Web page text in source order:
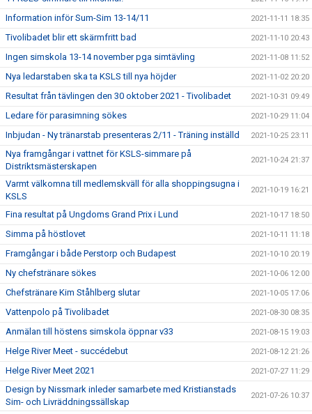
Information inför Sum-Sim 13-14/11 2021-11-11 18:35
Tivolibadet blir ett skärmfritt bad 2021-11-10 20:43
Ingen simskola 13-14 november pga simtävling 2021-11-08 11:52
Nya ledarstaben ska ta KSLS till nya höjder 2021-11-02 20:20
Resultat från tävlingen den 30 oktober 2021 - Tivolibadet 2021-10-31 09:49
Ledare för parasimning sökes 2021-10-29 11:04
Inbjudan - Ny tränarstab presenteras 2/11 - Träning inställd 2021-10-25 23:11
Nya framgångar i vattnet för KSLS-simmare på
Distriktsmästerskapen
2021-10-24 21:37
Varmt välkomna till medlemskväll för alla shoppingsugna i
KSLS
2021-10-19 16:21
Fina resultat på Ungdoms Grand Prix i Lund 2021-10-17 18:50
Simma på höstlovet 2021-10-11 11:18
Framgångar i både Perstorp och Budapest 2021-10-10 20:19
Ny chefstränare sökes 2021-10-06 12:00
Chefstränare Kim Ståhlberg slutar 2021-10-05 17:06
Vattenpolo på Tivolibadet 2021-08-30 08:35
Anmälan till höstens simskola öppnar v33 2021-08-15 19:03
Helge River Meet - succédebut 2021-08-12 21:26
Helge River Meet 2021 2021-07-27 11:29
Design by Nissmark inleder samarbete med Kristianstads
Sim- och Livräddningssällskap
2021-07-26 10:37